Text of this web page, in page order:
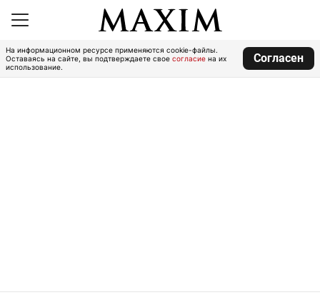
На информационном ресурсе применяются cookie-файлы.
Оставаясь на сайте, вы подтверждаете свое согласие на их
использование.
Согласен